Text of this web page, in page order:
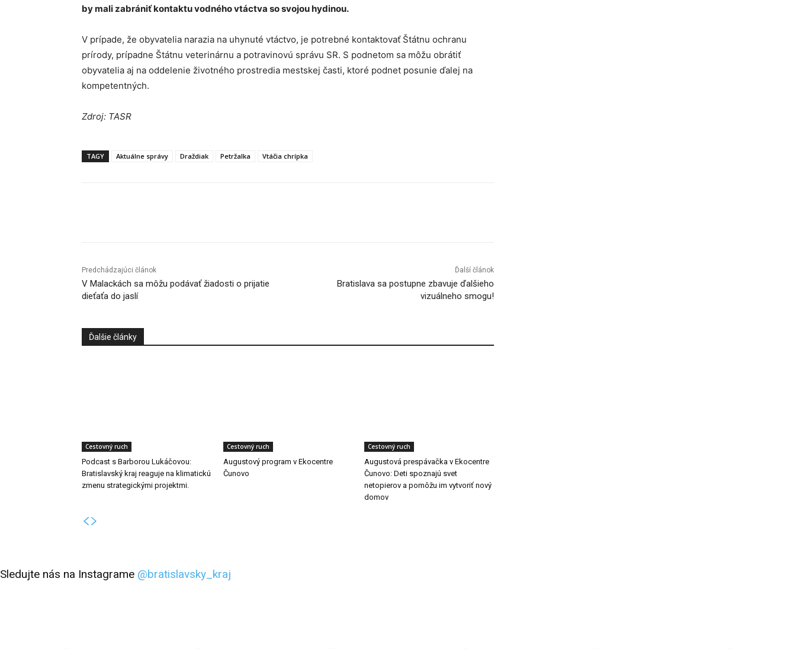
by mali zabrániť kontaktu vodného vtáctva so svojou hydinou.
V prípade, že obyvatelia narazia na uhynuté vtáctvo, je potrebné kontaktovať Štátnu ochranu
prírody, prípadne Štátnu veterinárnu a potravinovú správu SR. S podnetom sa môžu obrátiť
obyvatelia aj na oddelenie životného prostredia mestskej časti, ktoré podnet posunie ďalej na
kompetentných.
Zdroj: TASR
TAGY Aktuálne správy Draždiak Petržalka Vtáčia chrípka
Predchádzajúci článok
V Malackách sa môžu podávať žiadosti o prijatie
dieťaťa do jaslí
Ďalší článok
Bratislava sa postupne zbavuje ďalšieho
vizuálneho smogu!
Ďalšie články
Cestovný ruch
Podcast s Barborou Lukáčovou:
Bratislavský kraj reaguje na klimatickú
zmenu strategickými projektmi.
Cestovný ruch
Augustový program v Ekocentre
Čunovo
Cestovný ruch
Augustová prespávačka v Ekocentre
Čunovo: Deti spoznajú svet
netopierov a pomôžu im vytvoriť nový
domov
Sledujte nás na Instagrame @bratislavsky_kraj